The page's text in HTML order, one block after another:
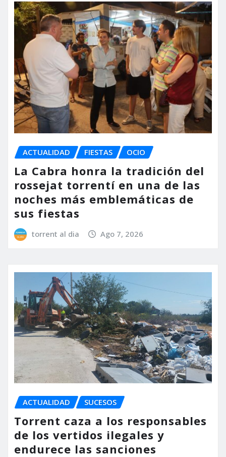
ACTUALIDAD FIESTAS OCIO
La Cabra honra la tradición del
rossejat torrentí en una de las
noches más emblemáticas de
sus fiestas
torrent al dia Ago 7, 2026
ACTUALIDAD SUCESOS
Torrent caza a los responsables
de los vertidos ilegales y
endurece las sanciones